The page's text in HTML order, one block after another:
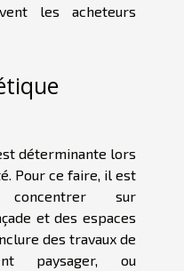
les acheteurs
déterminante lors
Pour ce faire, il est
sur
et des espaces
des travaux de
paysager, ou